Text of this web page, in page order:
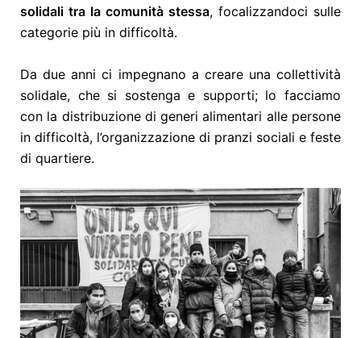
solidali tra la comunità stessa, focalizzandoci sulle
categorie più in difficoltà.
Da due anni ci impegnano a creare una collettività
solidale, che si sostenga e supporti; lo facciamo
con la distribuzione di generi alimentari alle persone
in difficoltà, l’organizzazione di pranzi sociali e feste
di quartiere.